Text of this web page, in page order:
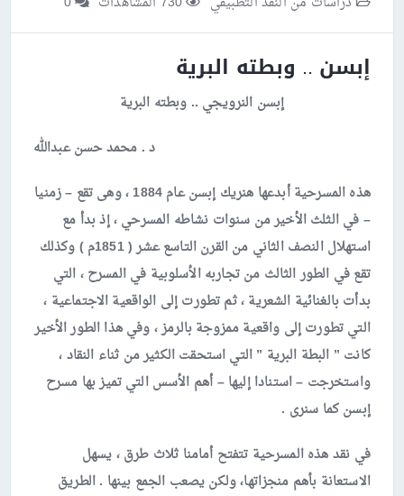
إبسن .. وبطته البرية
إبسن النرويجي .. وبطته البرية
د . محمد حسن عبدالله
هذه المسرحية أبدعها هنريك إبسن عام 1884 ، وهى تقع – زمنيا
– في الثلث الأخير من سنوات نشاطه المسرحي ، إذ بدأ مع
استهلال النصف الثاني من القرن التاسع عشر ( 1851م ) وكذلك
تقع في الطور الثالث من تجاربه الأسلوبية في المسرح ، التي
بدأت بالغنائية الشعرية ، ثم تطورت إلى الواقعية الاجتماعية ،
التي تطورت إلى واقعية ممزوجة بالرمز ، وفي هذا الطور الأخير
كانت ” البطة البرية ” التي استحقت الكثير من ثناء النقاد ،
واستخرجت – استنادا إليها – أهم الأسس التي تميز بها مسرح
إبسن كما سنرى .
في نقد هذه المسرحية تتفتح أمامنا ثلاث طرق ، يسهل
الاستعانة بأهم منجزاتها، ولكن يصعب الجمع بينها . الطريق